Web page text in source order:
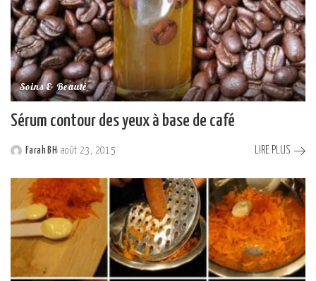
Soins & Beauté
Sérum contour des yeux à base de café
Posted
Farah BH août 23, 2015 LIRE PLUS